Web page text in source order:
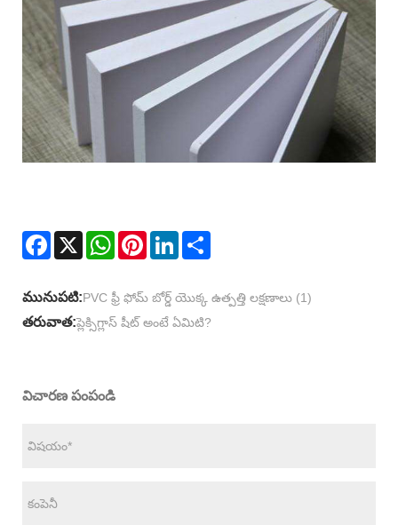
Facebook
X WhatsApp
PinterestLinkedIn
మునుపటి:PVC ఫ్రీ ఫోమ్ బోర్డ్ యొక్క ఉత్పత్తి లక్షణాలు (1)
తరువాత:ప్లెక్సిగ్లాస్ షీట్ అంటే ఏమిటి?
విచారణ పంపండి